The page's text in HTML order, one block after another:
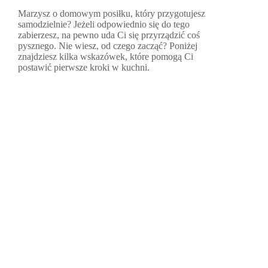
Marzysz o domowym posiłku, który przygotujesz
samodzielnie? Jeżeli odpowiednio się do tego
zabierzesz, na pewno uda Ci się przyrządzić coś
pysznego. Nie wiesz, od czego zacząć? Poniżej
znajdziesz kilka wskazówek, które pomogą Ci
postawić pierwsze kroki w kuchni.